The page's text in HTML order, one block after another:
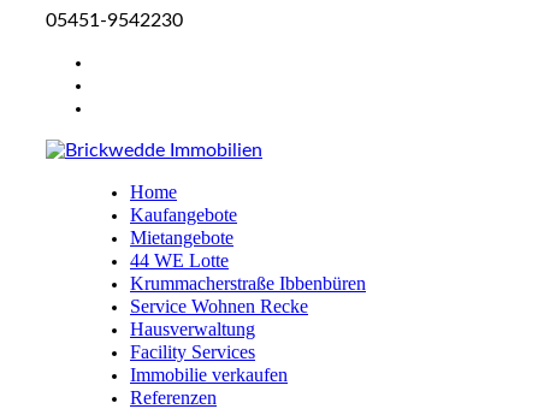
05451-9542230
Home
Kaufangebote
Mietangebote
44 WE Lotte
Krummacherstraße Ibbenbüren
Service Wohnen Recke
Hausverwaltung
Facility Services
Immobilie verkaufen
Referenzen